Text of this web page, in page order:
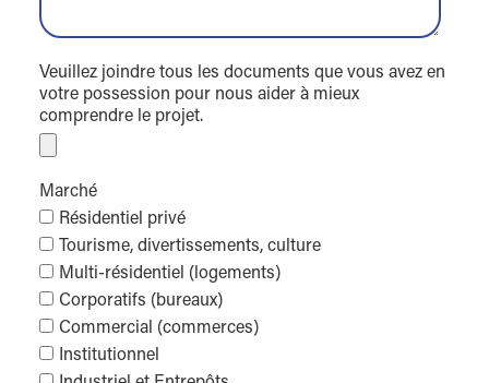
Veuillez joindre tous les documents que vous avez en
votre possession pour nous aider à mieux
comprendre le projet.
Marché
Résidentiel privé
Tourisme, divertissements, culture
Multi-résidentiel (logements)
Corporatifs (bureaux)
Commercial (commerces)
Institutionnel